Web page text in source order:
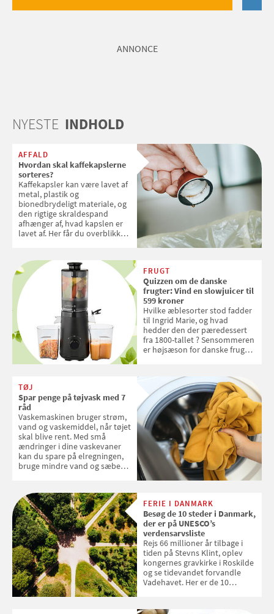
ANNONCE
NYESTE INDHOLD
AFFALD
Hvordan skal kaffekapslerne
sorteres?
Kaffekapsler kan være lavet af
metal, plastik og
bionedbrydeligt materiale, og
den rigtige skraldespand
afhænger af, hvad kapslen er
lavet af. Her får du overblikket
FRUGT
Quizzen om de danske
frugter: Vind en slowjuicer til
599 kroner
Hvilke æblesorter stod fadder
til Ingrid Marie, og hvad
hedder den der pæredessert
fra 1800-tallet ? Sensommeren
er højsæson for danske fruger,
favoritter. Det fejrer Samvirke
med en quiz om alt det danske
frugt, vi elsker. Konkurrencen
slutter fredag d. 18. september
2026
TØJ
Spar penge på tøjvask med 7
råd
Vaskemaskinen bruger strøm,
vand og vaskemiddel, når tøjet
skal blive rent. Med små
ændringer i dine vaskevaner
kan du spare på elregningen,
bruge mindre vand og sæbe
enkle råd til at spare penge på
tøjvasken
FERIE I DANMARK
Besøg de 10 steder i Danmark,
der er på UNESCO’s
verdensarvsliste
Rejs 66 millioner år tilbage i
tiden på Stevns Klint, oplev
kongernes gravkirke i Roskilde
og se tidevandet forvandle
Vadehavet. Her er de 10